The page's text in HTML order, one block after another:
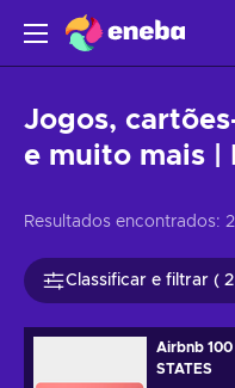
Jogos,
e muito mais |
Resultados encontrados:
Classificar e filtrar (
Airbnb 100
STATES